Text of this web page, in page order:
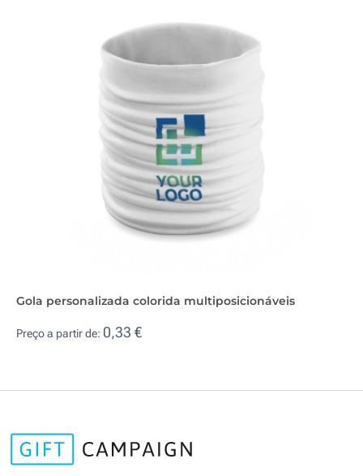
Gola personalizada colorida multiposicionáveis
Preço a partir de: 0,33 €